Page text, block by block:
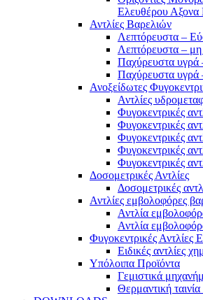
Ελευθέρου
Αντλίες Βαρελιών
Λεπτόρευστα –
Λεπτόρευστα –
Παχύρευστα
Παχύρευστα υγρά
Ανοξείδωτες
Αντλίες
Φυγοκεντρικές
Φυγοκεντρικές
Φυγοκεντρικές
Φυγοκεντρικές
Φυγοκεντρικές
Δοσομετρικές Αντλίες
Δοσομετρικές
Αντλίες εμβολοφόρες
Αντλία
Αντλία
Φυγοκεντρικές Αντλίες
Ειδικές αντλίες
Υπόλοιπα Προϊόντα
Γεμιστικά
Θερμαντική